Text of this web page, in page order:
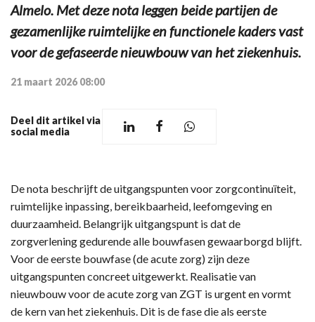
Almelo. Met deze nota leggen beide partijen de
gezamenlijke ruimtelijke en functionele kaders vast
voor de gefaseerde nieuwbouw van het ziekenhuis.
21 maart 2026 08:00
Deel dit artikel via
social media
De nota beschrijft de uitgangspunten voor zorgcontinuïteit,
ruimtelijke inpassing, bereikbaarheid, leefomgeving en
duurzaamheid. Belangrijk uitgangspunt is dat de
zorgverlening gedurende alle bouwfasen gewaarborgd blijft.
Voor de eerste bouwfase (de acute zorg) zijn deze
uitgangspunten concreet uitgewerkt. Realisatie van
nieuwbouw voor de acute zorg van ZGT is urgent en vormt
de kern van het ziekenhuis. Dit is de fase die als eerste